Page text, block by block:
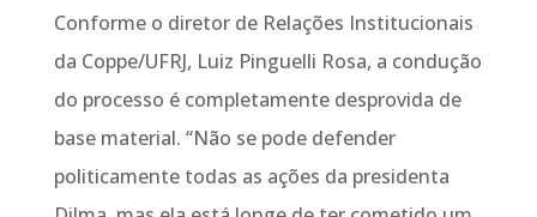
Conforme o diretor de Relações Institucionais
da Coppe/UFRJ, Luiz Pinguelli Rosa, a condução
do processo é completamente desprovida de
base material. “Não se pode defender
politicamente todas as ações da presidenta